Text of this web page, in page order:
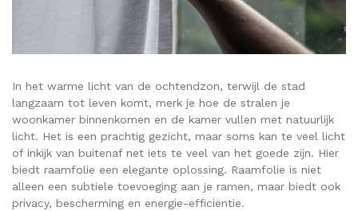
In het warme licht van de ochtendzon, terwijl de stad
langzaam tot leven komt, merk je hoe de stralen je
woonkamer binnenkomen en de kamer vullen met natuurlijk
licht. Het is een prachtig gezicht, maar soms kan te veel licht
of inkijk van buitenaf net iets te veel van het goede zijn. Hier
biedt raamfolie een elegante oplossing. Raamfolie is niet
alleen een subtiele toevoeging aan je ramen, maar biedt ook
privacy, bescherming en energie-efficiëntie.